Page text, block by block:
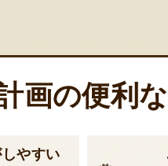
画の便利
やすい